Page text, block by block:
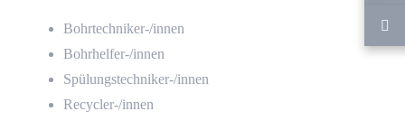
Bohrtechniker-/innen
Bohrhelfer-/innen
Spülungstechniker-/innen
Recycler-/innen